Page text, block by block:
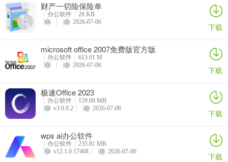
【国际化】支持用户本地时区转换
【优化】修复电脑休眠唤醒后消息无法加载的问题
财产一切险保险单
办公软件
28 KB
2026-07-06
下载
microsoft office 2007免费版官方版
办公软件
613.01 M
2026-07-06
下载
极速Office 2023
办公软件
159.69 MB
v3.0.0.2
2026-07-06 下载
wps ai办公软件
办公软件
235.81 MB
v12.1.0.17468
2026-07-06 下载